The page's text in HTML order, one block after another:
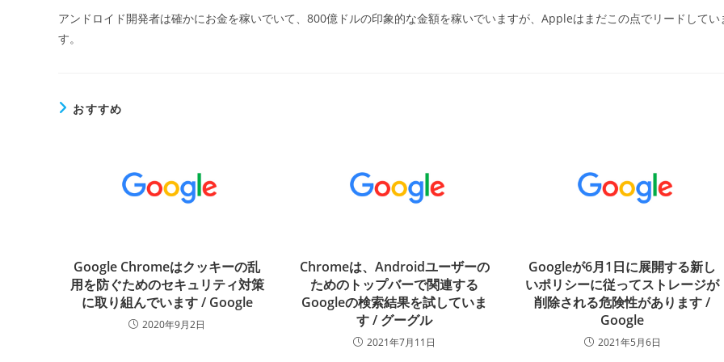
アンドロイド開発者は確かにお金を稼いでいて、800億ドルの印象的な金額を稼いでいますが、Appleはまだこの点でリードしてい
す。
おすすめ
Google Chromeはクッキーの乱
用を防ぐためのセキュリティ対策
に取り組んでいます / Google
2020年9月2日
Chromeは、Androidユーザーの
ためのトップバーで関連する
Googleの検索結果を試していま
す / グーグル
2021年7月11日
Googleが6月1日に展開する新し
いポリシーに従ってストレージが
削除される危険性があります /
Google
2021年5月6日